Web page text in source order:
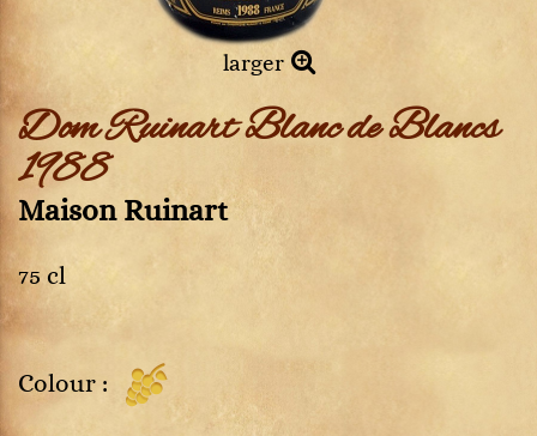
larger
Dom Ruinart Blanc de Blancs
1988
Maison Ruinart
75 cl
Colour :